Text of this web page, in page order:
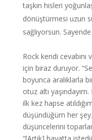
taşkın hisleri
dönüştürmesi uzun
sağlıyorsun.
Rock kendi
için biraz duruyor.
boyunca aralıklarla
otuz altı
ilk kez hapse
düşündüğüm her
düşüncelerini